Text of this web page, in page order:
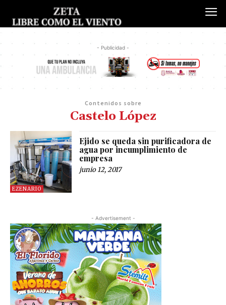
- Publicidad -
Contenidos sobre
Castelo López
EZENARIO
Ejido se queda sin purificadora de
agua por incumplimiento de
empresa
junio 12, 2017
- Advertisement -